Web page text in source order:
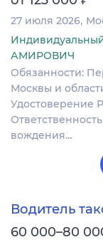
27 июля 2026
АМИРОВИЧ
Обязанности:
Москвы и
Удостоверение
вождения…
Водитель
60 000–80